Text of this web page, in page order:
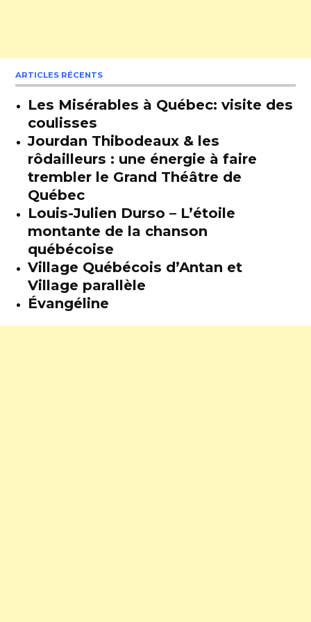
ARTICLES RÉCENTS
Les Misérables à Québec: visite des
coulisses
Jourdan Thibodeaux & les
rôdailleurs : une énergie à faire
trembler le Grand Théâtre de
Québec
Louis-Julien Durso – L’étoile
montante de la chanson
québécoise
Village Québécois d’Antan et
Village parallèle
Évangéline